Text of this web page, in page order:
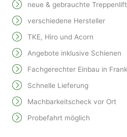
neue & gebrauchte
verschiedene Hersteller
TKE, Hiro und Acorn
Angebote inklusive Schienen
Fachgerechter Einbau in
Schnelle Lieferung
Machbarkeitscheck vor Ort
Probefahrt möglich